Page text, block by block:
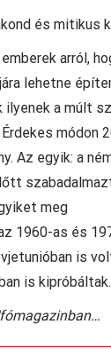
és mitikus
arról,
lehetne
a múlt
módon
Az egyik: a
meg
1960-as és
is
is kipróbáltak.